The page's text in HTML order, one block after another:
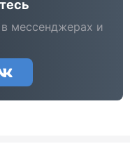
мессенджерах и